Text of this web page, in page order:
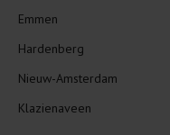
Emmen
Hardenberg
Nieuw-Amsterdam
Klazienaveen